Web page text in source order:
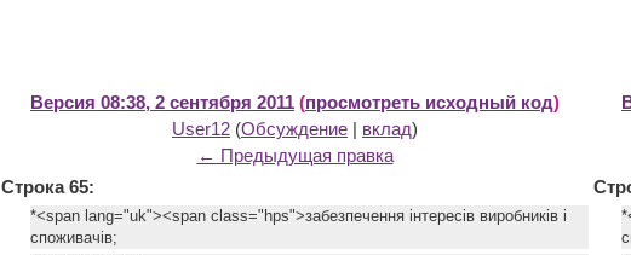
Версия 08:38, 2 сентября 2011 (просмотреть исходный код)
User12 (Обсуждение | вклад)
← Предыдущая правка
Строка 65:
*<span lang="uk"><span class="hps">забезпечення інтересів виробників і
споживачів;